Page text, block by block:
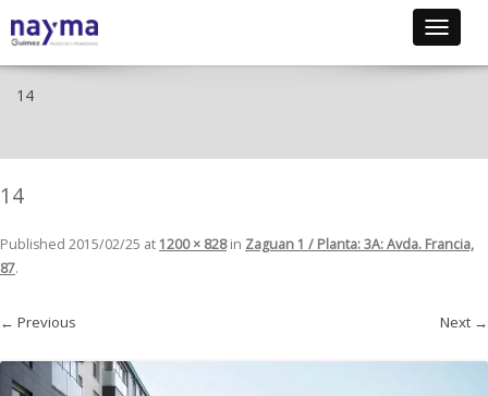
Toggle
14
14
Published 2015/02/25 at1200 × 828in Zaguan 1 / Planta: 3A: Avda. Francia,
87.
← Previous Next →